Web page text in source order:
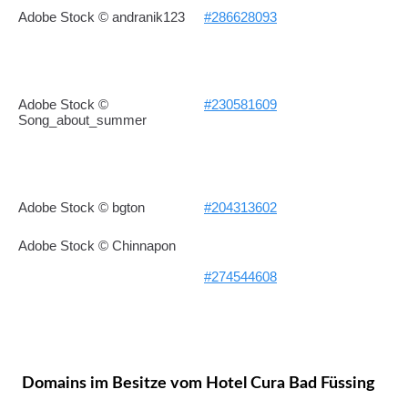
Adobe Stock © andranik123 #286628093
Adobe Stock ©
Song_about_summer
#230581609
Adobe Stock © bgton #204313602
Adobe Stock © Chinnapon
#274544608
Domains im Besitze vom Hotel Cura Bad Füssing